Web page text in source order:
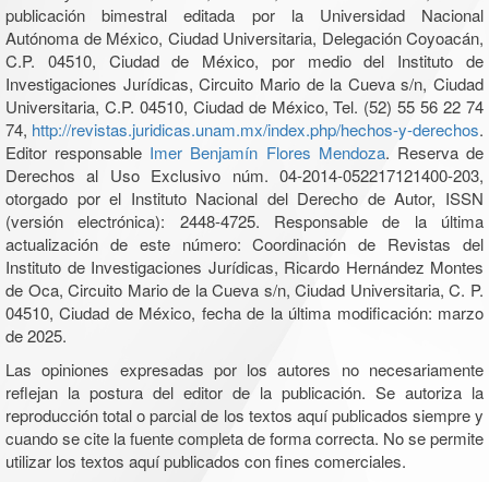
publicación bimestral editada por la Universidad Nacional
Autónoma de México, Ciudad Universitaria, Delegación Coyoacán,
C.P. 04510, Ciudad de México, por medio del Instituto de
Investigaciones Jurídicas, Circuito Mario de la Cueva s/n, Ciudad
Universitaria, C.P. 04510, Ciudad de México, Tel. (52) 55 56 22 74
74, http://revistas.juridicas.unam.mx/index.php/hechos-y-derechos.
Editor responsable Imer Benjamín Flores Mendoza. Reserva de
Derechos al Uso Exclusivo núm. 04-2014-052217121400-203,
otorgado por el Instituto Nacional del Derecho de Autor, ISSN
(versión electrónica): 2448-4725. Responsable de la última
actualización de este número: Coordinación de Revistas del
Instituto de Investigaciones Jurídicas, Ricardo Hernández Montes
de Oca, Circuito Mario de la Cueva s/n, Ciudad Universitaria, C. P.
04510, Ciudad de México, fecha de la última modificación: marzo
de 2025.
Las opiniones expresadas por los autores no necesariamente
reflejan la postura del editor de la publicación. Se autoriza la
reproducción total o parcial de los textos aquí publicados siempre y
cuando se cite la fuente completa de forma correcta. No se permite
utilizar los textos aquí publicados con fines comerciales.